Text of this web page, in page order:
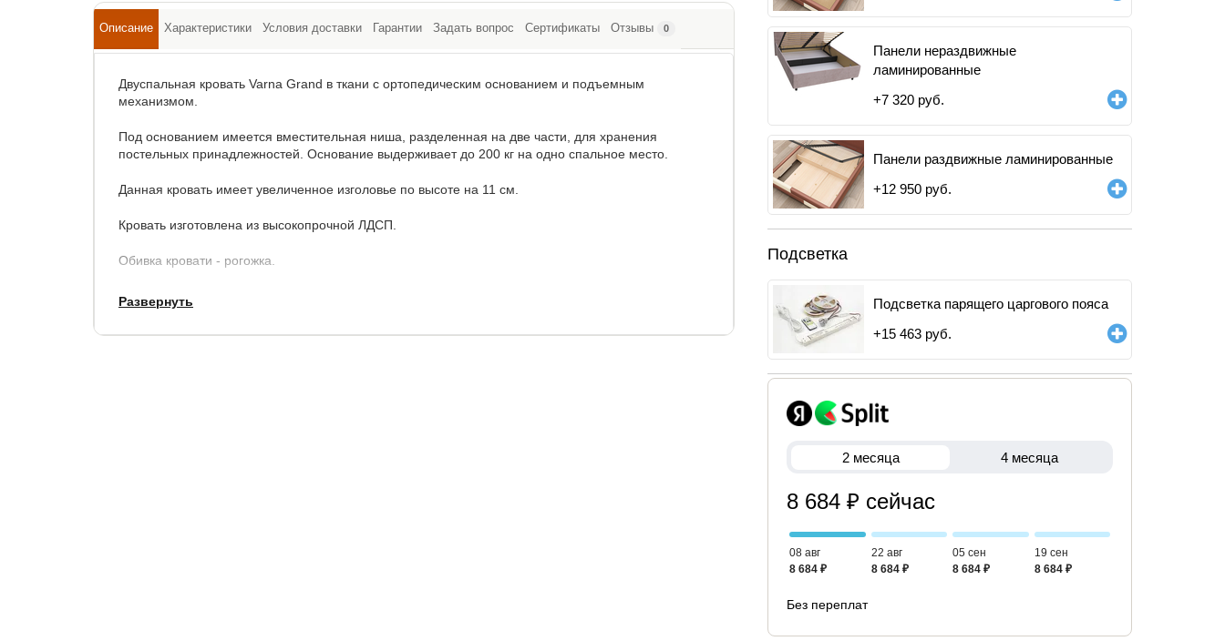
Панели нераздвижные
ламинированные
+7 320 руб.
Панели раздвижные ламинированные
+12 950 руб.
Подсветка
Подсветка парящего царгового пояса
+15 463 руб.
2 месяца 4 месяца
8 684 ₽ сейчас
08 авг
8 684 ₽
22 авг
8 684 ₽
05 сен
8 684 ₽
19 сен
8 684 ₽
Без переплат
Описание Характеристики Условия доставки Гарантии Задать вопрос Сертификаты Отзывы 0
Двуспальная кровать Varna Grand в ткани с ортопедическим основанием и подъемным
механизмом.
Под основанием имеется вместительная ниша, разделенная на две части, для хранения
постельных принадлежностей. Основание выдерживает до 200 кг на одно спальное место.
Данная кровать имеет увеличенное изголовье по высоте на 11 см.
Кровать изготовлена из высокопрочной ЛДСП.
Обивка кровати - рогожка.
Размеры:
Развернуть